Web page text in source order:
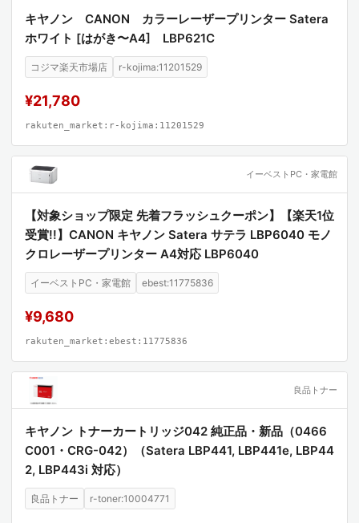
キヤノン CANON カラーレーザープリンター Satera
ホワイト [はがき〜A4] LBP621C
コジマ楽天市場店 r-kojima:11201529
¥21,780
rakuten_market:r-kojima:11201529
イーベストPC・家電館
【対象ショップ限定 先着フラッシュクーポン】【楽天1位
受賞!!】CANON キヤノン Satera サテラ LBP6040 モノ
クロレーザープリンター A4対応 LBP6040
イーベストPC・家電館 ebest:11775836
¥9,680
rakuten_market:ebest:11775836
良品トナー
キヤノン トナーカートリッジ042 純正品・新品（0466
C001・CRG-042）（Satera LBP441, LBP441e, LBP44
2, LBP443i 対応）
良品トナー r-toner:10004771